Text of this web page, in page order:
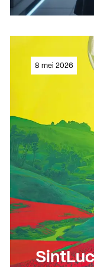
Lees meer
8 mei 2026